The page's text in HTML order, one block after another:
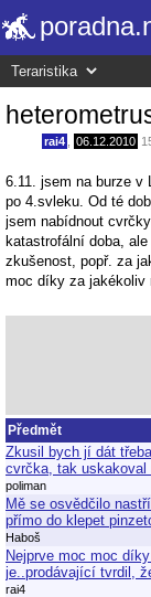
rai4 06.12.2010
6.11. jsem na burze v
po 4.svleku. Od té
jsem nabídnout
katastrofální doba,
zkušenost, popř. za
moc díky za jakékoliv
Předmět
Zkusil bych jí dát
cvrčka, tak uskakoval
poliman
Mě se osvědčilo
přímo do klepet
Haboš
Nejprve moc moc
je..prodávající tvrdil,
rai4